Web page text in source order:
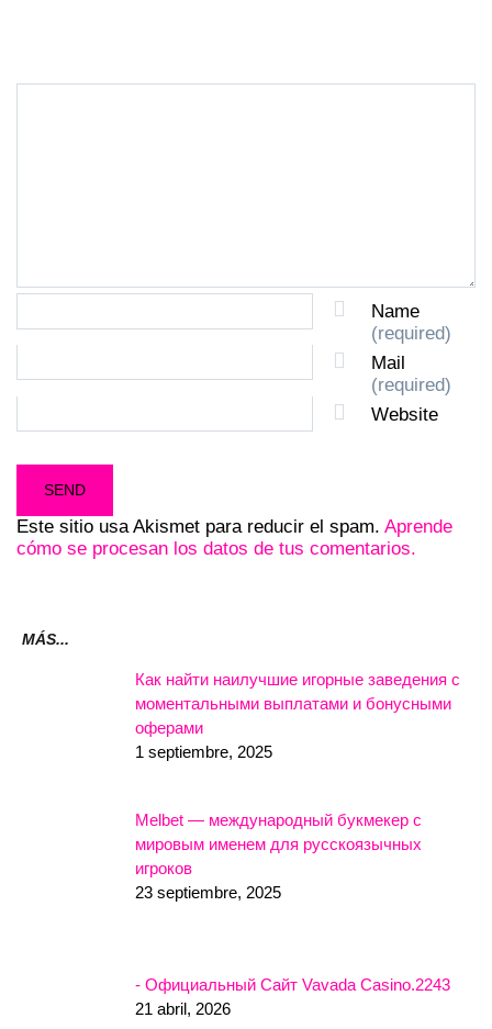
Name
(required)
Mail
(required)
Website
Este sitio usa Akismet para reducir el spam. Aprende
cómo se procesan los datos de tus comentarios.
MÁS...
Как найти наилучшие игорные заведения с
моментальными выплатами и бонусными
оферами
1 septiembre, 2025
Melbet — международный букмекер с
мировым именем для русскоязычных
игроков
23 septiembre, 2025
- Официальный Сайт Vavada Casino.2243
21 abril, 2026